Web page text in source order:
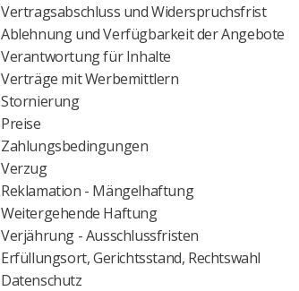
Vertragsabschluss und Widerspruchsfrist
Ablehnung und Verfügbarkeit der Angebote
Verantwortung für Inhalte
Verträge mit Werbemittlern
Stornierung
Preise
Zahlungsbedingungen
Verzug
Reklamation - Mängelhaftung
Weitergehende Haftung
Verjährung - Ausschlussfristen
Erfüllungsort, Gerichtsstand, Rechtswahl
Datenschutz